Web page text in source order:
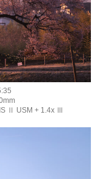
Ⅱ USM + 1.4x Ⅲ